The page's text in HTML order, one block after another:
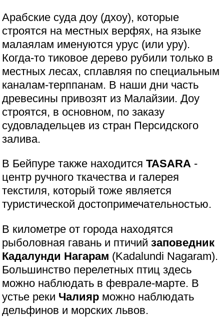
Арабские суда доу (дхоу), которые
строятся на местных верфях, на языке
малаялам именуются урус (или уру).
Когда-то тиковое дерево рубили только в
местных лесах, сплавляя по специальным
каналам-терппанам. В наши дни часть
древесины привозят из Малайзии. Доу
строятся, в основном, по заказу
судовладельцев из стран Персидского
залива.
В Бейпуре также находитсяTASARA -
центр ручного ткачества и галерея
текстиля, который тоже является
туристической достопримечательностью.
В километре от города находятся
рыболовная гавань и птичийзаповедник
Кадалунди Нагарам (Kadalundi Nagaram).
Большинство перелетных птиц здесь
можно наблюдать в феврале-марте. В
устье реки Чалияр можно наблюдать
дельфинов и морских львов.